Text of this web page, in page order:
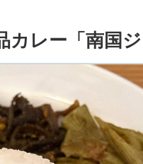
レー「南国ジ